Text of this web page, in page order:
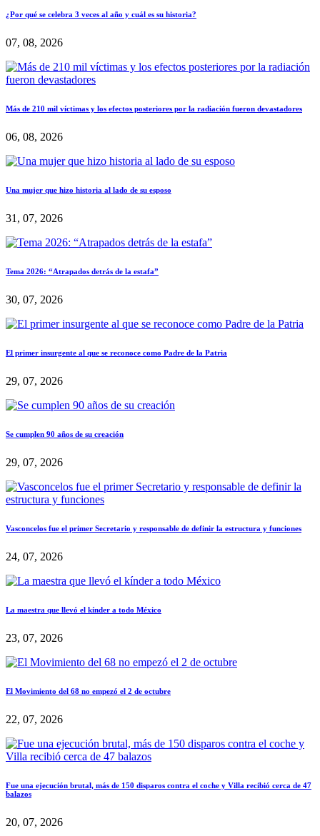
¿Por qué se celebra 3 veces al año y cuál es su historia?
07, 08, 2026
Más de 210 mil víctimas y los efectos posteriores por la radiación fueron devastadores
06, 08, 2026
Una mujer que hizo historia al lado de su esposo
31, 07, 2026
Tema 2026: “Atrapados detrás de la estafa”
30, 07, 2026
El primer insurgente al que se reconoce como Padre de la Patria
29, 07, 2026
Se cumplen 90 años de su creación
29, 07, 2026
Vasconcelos fue el primer Secretario y responsable de definir la estructura y funciones
24, 07, 2026
La maestra que llevó el kínder a todo México
23, 07, 2026
El Movimiento del 68 no empezó el 2 de octubre
22, 07, 2026
Fue una ejecución brutal, más de 150 disparos contra el coche y Villa recibió cerca de 47
balazos
20, 07, 2026